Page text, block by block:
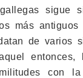
sigue
más
de varios
entonces,
con